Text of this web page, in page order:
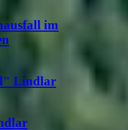
im
Lindlar